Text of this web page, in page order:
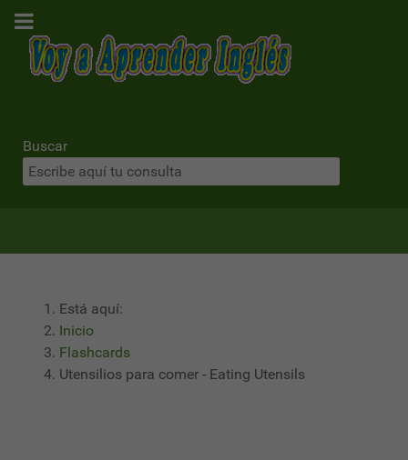
Buscar
Está aquí:
Inicio
Flashcards
Utensilios para comer - Eating Utensils